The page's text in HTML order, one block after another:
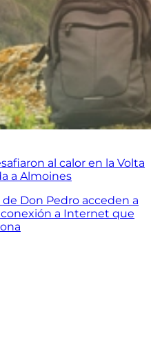
al calor en la Volta
a Almoines
de Don Pedro acceden a
a Internet que